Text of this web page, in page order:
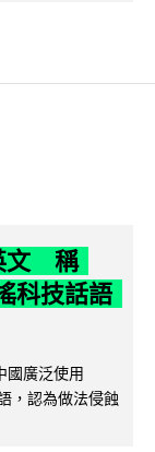
文 稱
科技話語
國廣泛使用
，認為做法侵蝕